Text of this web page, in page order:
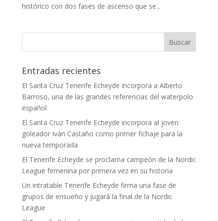
histórico con dos fases de ascenso que se...
Entradas recientes
El Santa Cruz Tenerife Echeyde incorpora a Alberto
Barroso, una de las grandes referencias del waterpolo
español
El Santa Cruz Tenerife Echeyde incorpora al joven
goleador Iván Castaño como primer fichaje para la
nueva temporada
El Tenerife Echeyde se proclama campeón de la Nordic
League femenina por primera vez en su historia
Un intratable Tenerife Echeyde firma una fase de
grupos de ensueño y jugará la final de la Nordic
League